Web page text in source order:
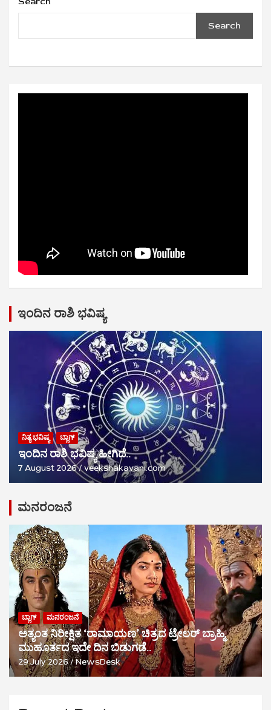
Search
ಇಂದಿನ ರಾಶಿ ಭವಿಷ್ಯ
ನಿತ್ಯ ಭವಿಷ್ಯ ಬ್ಲಾಗ್
ಇಂದಿನ ರಾಶಿ ಭವಿಷ್ಯ ಹೀಗಿದೆ..
7 August 2026 veekshakavani.com
ಮನರಂಜನೆ
ಬ್ಲಾಗ್ ಮನರಂಜನೆ
ಅತ್ಯಂತ ನಿರೀಕ್ಷಿತ ‘ರಾಮಾಯಣ’ ಚಿತ್ರದ ಟ್ರೇಲರ್ ಬ್ರಾಹ್ಮಿ
ಮುಹೂರ್ತದ ಇದೇ ದಿನ ಬಿಡುಗಡೆ..
29 July 2026 NewsDesk